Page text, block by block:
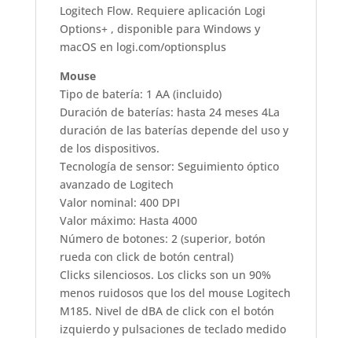
Logitech Flow. Requiere aplicación Logi
Options+ , disponible para Windows y
macOS en logi.com/optionsplus
Mouse
Tipo de batería: 1 AA (incluido)
Duración de baterías: hasta 24 meses 4La
duración de las baterías depende del uso y
de los dispositivos.
Tecnología de sensor: Seguimiento óptico
avanzado de Logitech
Valor nominal: 400 DPI
Valor máximo: Hasta 4000
Número de botones: 2 (superior, botón
rueda con click de botón central)
Clicks silenciosos. Los clicks son un 90%
menos ruidosos que los del mouse Logitech
M185. Nivel de dBA de click con el botón
izquierdo y pulsaciones de teclado medido